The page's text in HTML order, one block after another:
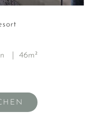
46m²